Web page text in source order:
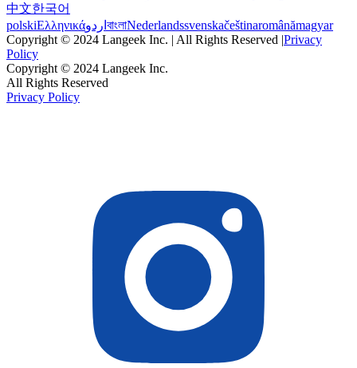
中文한국어
polskiΕλληνικάاردو বাংলাNederlandssvenskačeštinaromânămagyar
Copyright © 2024 Langeek Inc. | All Rights Reserved |Privacy
Policy
Copyright © 2024 Langeek Inc.
All Rights Reserved
Privacy Policy